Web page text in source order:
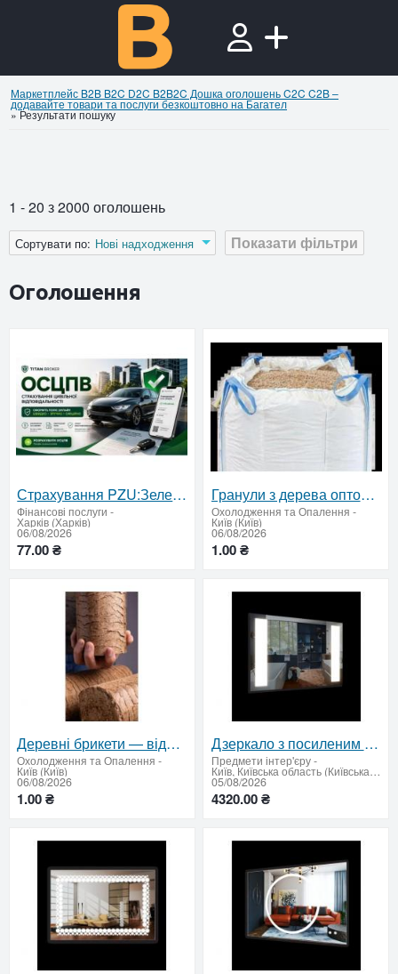
Маркетплейс B2B B2C D2C B2B2C Дошка оголошень C2C C2B –
додавайте товари та послуги безкоштовно на Багател
»Результати пошуку
1 - 20 з 2000 оголошень
Показати фільтри
Сортувати по: Нові надходження
Оголошення
Страхування PZU:Зелена карта, автоцивілка, медичне
Фінансові послуги -
Харків (Харків)
06/08/2026
77.00 ₴
Гранули з дерева оптом — доставка по Україні
Охолодження та Опалення -
Київ (Київ)
06/08/2026
1.00 ₴
Деревні брикети — відвантаження від 22 тонн по Україні
Охолодження та Опалення -
Київ (Київ)
06/08/2026
1.00 ₴
Дзеркало з посиленим LED підсвічуванням 650х950
Предмети інтер'єру-
Київ, Київська область (Київська область - продати купити)
05/08/2026
4320.00 ₴